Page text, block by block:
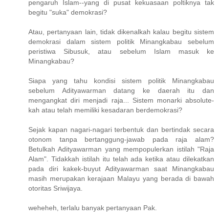
pengaruh Islam--yang di pusat kekuasaan poltiknya tak
begitu "suka" demokrasi?
Atau, pertanyaan lain, tidak dikenalkah kalau begitu sistem
demokrasi dalam sistem politik Minangkabau sebelum
peristiwa Sibusuk, atau sebelum Islam masuk ke
Minangkabau?
Siapa yang tahu kondisi sistem politik Minangkabau
sebelum Adityawarman datang ke daerah itu dan
mengangkat diri menjadi raja... Sistem monarki absolute-
kah atau telah memiliki kesadaran berdemokrasi?
Sejak kapan nagari-nagari terbentuk dan bertindak secara
otonom tanpa bertanggung-jawab pada raja alam?
Betulkah Adityawarman yang mempopulerkan istilah "Raja
Alam". Tidakkah istilah itu telah ada ketika atau dilekatkan
pada diri kakek-buyut Adityawarman saat Minangkabau
masih merupakan kerajaan Malayu yang berada di bawah
otoritas Sriwijaya.
weheheh, terlalu banyak pertanyaan Pak.